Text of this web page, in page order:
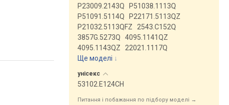
P23009.2143Q
P51038.1113Q
P51091.5114Q
P22171.5113QZ
P21032.5113QFZ
2543.C152Q
3857G.5273Q
4095.1141QZ
4095.1143QZ
22021.1117Q
Ще моделі ↓
унісекс
53102.E124CH
Питання і побажання по підбору моделі →